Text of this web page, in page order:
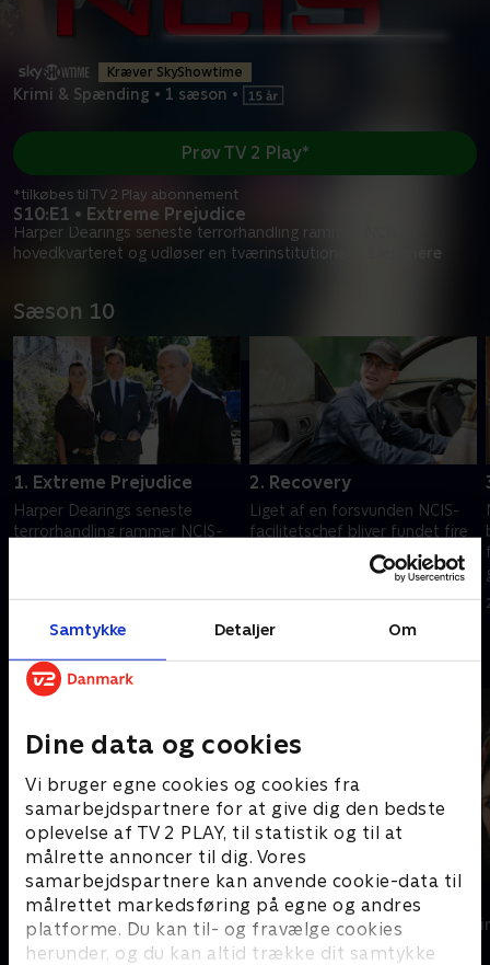
Samtykke Detaljer Om
Dine data og cookies
Vi bruger egne cookies og cookies fra
samarbejdspartnere for at give dig den bedste
oplevelse af TV 2 PLAY, til statistik og til at
målrette annoncer til dig. Vores
samarbejdspartnere kan anvende cookie-data til
målrettet markedsføring på egne og andres
platforme. Du kan til- og fravælge cookies
herunder, og du kan altid trække dit samtykke
Kræver SkyShowtime
Krimi & Spænding • 1 sæson •
S10:E1 • Extreme Prejudice
Harper Dearings seneste terrorhandling rammer NCIS-
hovedkvarteret og udløser en tværinstitutionel
Læs mere
Prøv TV 2 Play*
*tilkøbes til TV 2 Play abonnement
Sæson 10
1. Extreme Prejudice
Harper Dearings seneste
terrorhandling rammer NCIS-
23. december 2025 • 42 min
2. Recovery
Liget af en forsvunden NCIS-
facilitetschef bliver fundet fire
måneder efter Navy Yard-
angrebet, og teamet må
23. december 2025 • 41 min
Andre så også
En sag for frøken Scarlet
Krimi & Spænding • 2 sæsoner
Top Dog
Krimi &